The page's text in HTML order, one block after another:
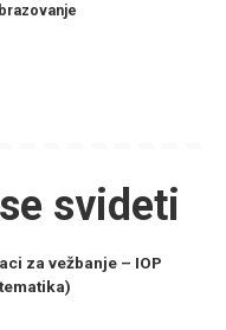
svideti
za vežbanje – IOP